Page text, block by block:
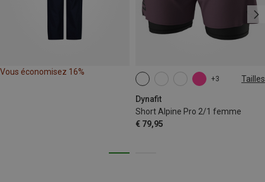
Vous économisez 16%
+3 Tailles
Dynafit
Short Alpine Pro 2/1 femme
€ 79,95
XS M